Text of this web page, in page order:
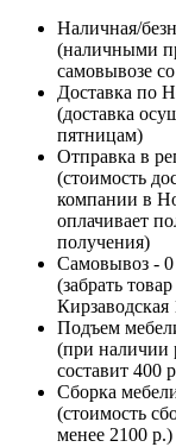
Наличная/
(наличными
самовывозе
Доставка по
(доставка
пятницам)
Отправка в
(стоимость
компании в
оплачивает
получения)
Самовывоз - 0
(забрать
Подъем
(при наличии
составит 400
Сборка
(стоимость
менее 2100 р.)